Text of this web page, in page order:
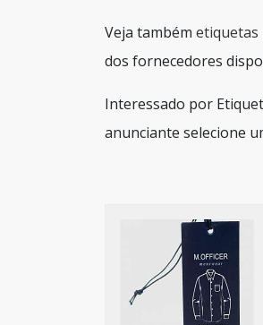
Veja também etiquetas
dos fornecedores
Interessado por
anunciante selecione